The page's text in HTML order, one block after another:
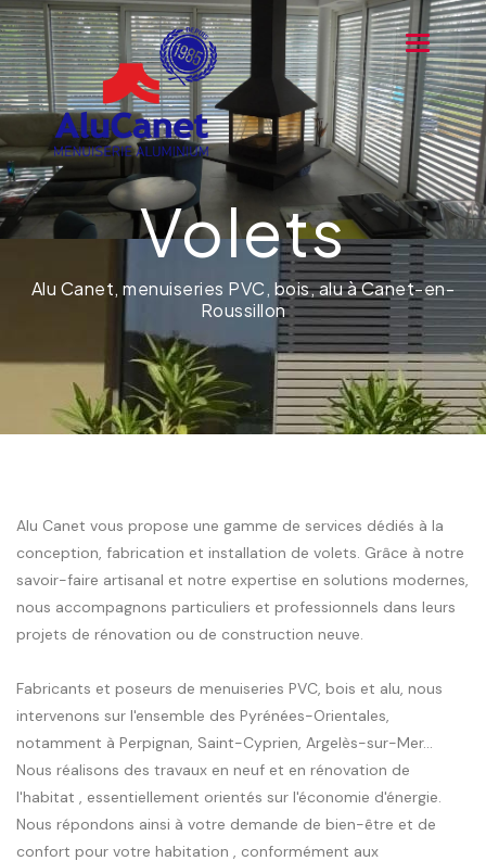
Toggle
Volets
Alu Canet, menuiseries PVC, bois, alu à Canet-en-
Roussillon
Alu Canet vous propose une gamme de services dédiés à la
conception, fabrication et installation de volets. Grâce à notre
savoir-faire artisanal et notre expertise en solutions modernes,
nous accompagnons particuliers et professionnels dans leurs
projets de rénovation ou de construction neuve.
Fabricants et poseurs de menuiseries PVC, bois et alu, nous
intervenons sur l'ensemble des Pyrénées-Orientales,
notamment à Perpignan, Saint-Cyprien, Argelès-sur-Mer...
Nous réalisons des travaux en neuf et en rénovation de
l'habitat , essentiellement orientés sur l'économie d'énergie.
Nous répondons ainsi à votre demande de bien-être et de
confort pour votre habitation , conformément aux